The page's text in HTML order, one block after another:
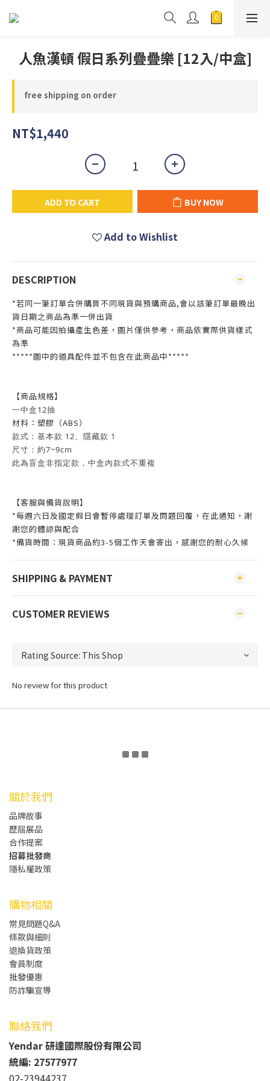
人魚漢頓 假日系列疊疊樂 [12入/中盒]
free shipping on order
NT$1,440
ADD TO CART BUY NOW
Add to Wishlist
DESCRIPTION
*若同一筆訂單合併購買不同現貨與預購商品,會以該筆訂單最晚出
貨日期之商品為準一併出貨
*商品可能因拍攝產生色差，圖片僅供參考，商品依實際供貨樣式
為準
*****圖中的道具配件並不包含在此商品中*****
【商品規格】
一中盒12抽
材料：塑膠（ABS）
款式：基本款 12、隱藏款 1
尺寸：約7~9cm
此為盲盒非指定款，中盒內款式不重複
【客服與備貨說明】
*每週六日及國定假日會暫停處理訂單及問題回覆，在此通知，謝
謝您的體諒與配合
*備貨時間：現貨商品約3-5個工作天會寄出，感謝您的耐心久候
SHIPPING & PAYMENT
CUSTOMER REVIEWS
No review for this product
關於我們
品牌故事
歷屆展品
合作提案
招募批發商
隱私權政策
購物相關
常見問題Q&A
條款與細則
退換貨政策
會員制度
批發優惠
防詐騙宣導
聯絡我們
Yendar 研達國際股份有限公司
統編: 27577977
02-23944237